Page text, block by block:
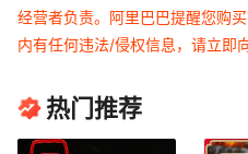
经营者负责。阿里巴巴提醒您购
内有任何违法/侵权信息，请立即
热门推荐